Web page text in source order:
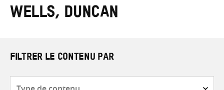
les
termes
Wells, Duncan
FILTRER LE CONTENU PAR